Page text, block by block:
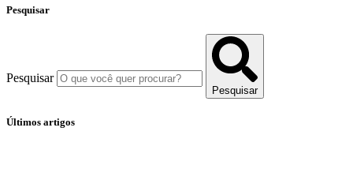
Pesquisar
Pesquisar
Pesquisar
Últimos artigos